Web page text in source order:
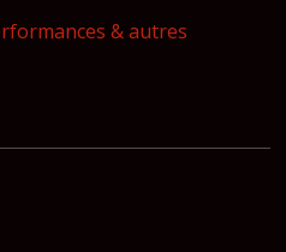
& autres